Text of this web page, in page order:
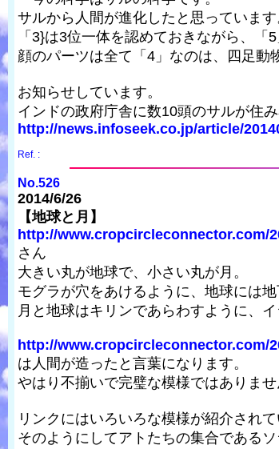
サルから人間が進化したと思っています
「3}は3位一体を認めておきながら、「
顔のパーツは全て「4」なのは、四足動
お知らせしています。
インドの政府庁舎に数10頭のサルが住み
http://news.infoseek.co.jp/article/
Ref. :
No.526
2014/6/26
【地球と月】
http://www.cropcircleconnector.com/
さん
大きい丸が地球で、小さい丸が月。
モグラが穴をあけるように、地球には地
月と地球はキリンであらわすように、
http://www.cropcircleconnector.com/
は人間が造ったと言葉になります。
やはり不揃いで完璧な模様ではありませ
リンクにはいろいろな模様が紹介され
そのようにしてアトたちの集合である